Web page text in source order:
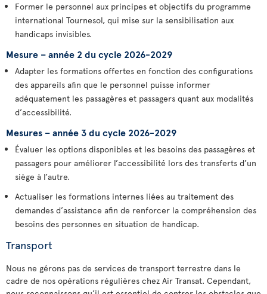
Former le personnel aux principes et objectifs du programme
international Tournesol, qui mise sur la sensibilisation aux
handicaps invisibles.
Mesure – année 2 du cycle 2026-2029
Adapter les formations offertes en fonction des configurations
des appareils afin que le personnel puisse informer
adéquatement les passagères et passagers quant aux modalités
d’accessibilité.
Mesures – année 3 du cycle 2026-2029
Évaluer les options disponibles et les besoins des passagères et
passagers pour améliorer l’accessibilité lors des transferts d’un
siège à l’autre.
Actualiser les formations internes liées au traitement des
demandes d’assistance afin de renforcer la compréhension des
besoins des personnes en situation de handicap.
Transport
Nous ne gérons pas de services de transport terrestre dans le
cadre de nos opérations régulières chez Air Transat. Cependant,